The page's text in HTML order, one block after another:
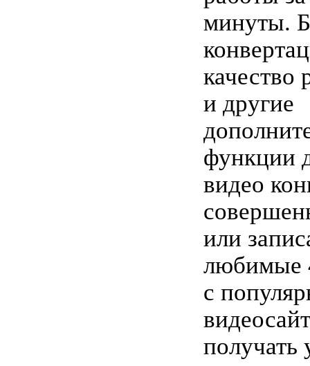
минуты.
качество
и другие
функции
видео
или
любимые
с
получать